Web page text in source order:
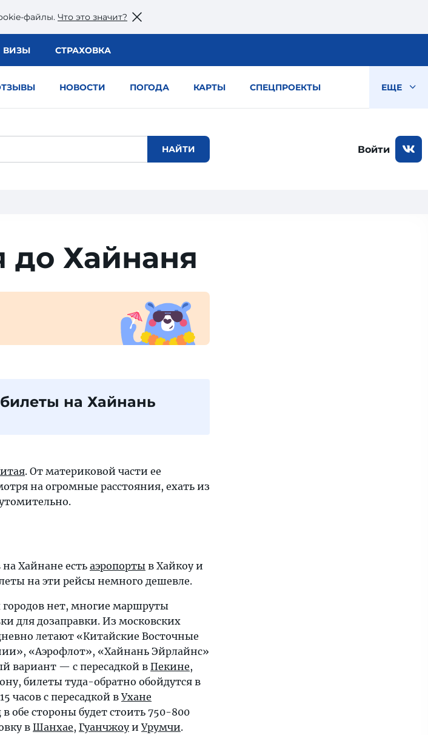
файлы. Что это значит?
ВИЗЫ СТРАХОВКА
НОВОСТИ ПОГОДА КАРТЫ СПЕЦПРОЕКТЫ ЕЩЕ
Войти
до Хайнаня
на Хайнань
. От материковой части ее
на огромные расстояния, ехать из
Хайнане есть аэропорты в Хайкоу и
на эти рейсы немного дешевле.
нет, многие маршруты
для дозаправки. Из московских
летают «Китайские Восточные
«Аэрофлот», «Хайнань Эйрлайнс»
вариант — с пересадкой в Пекине,
билеты туда-обратно обойдутся в
часов с пересадкой вУхане
стороны будет стоить 750-800
в Шанхае, Гуанчжоуи Урумчи.